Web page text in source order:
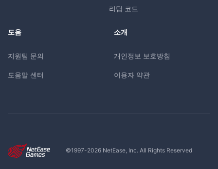
리딤 코드
도움
지원팀 문의
도움말 센터
소개
개인정보 보호방침
이용자 약관
©1997-2026NetEase, Inc. All Rights Reserved